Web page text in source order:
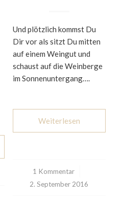
Und plötzlich kommst Du
Dir vor als sitzt Du mitten
auf einem Weingut und
schaust auf die Weinberge
im Sonnenuntergang….
Weiterlesen
1 Kommentar
/
2. September 2016